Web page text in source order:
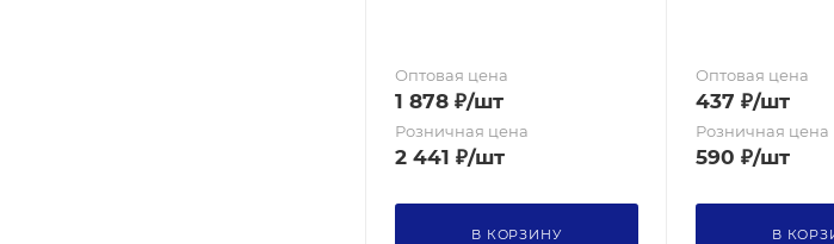
Оптовая цена
1 878 ₽/шт
Розничная цена
2 441 ₽/шт
В КОРЗИНУ
Оптовая цена
437 ₽/шт
Розничная цена
590 ₽/шт
В